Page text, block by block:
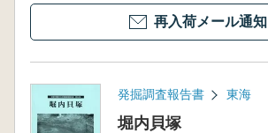
再入荷メール通知
発掘調査報告書 東海
堀内貝塚